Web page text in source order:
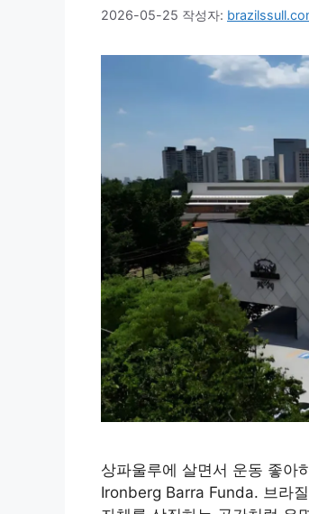
2026-05-25 작성자:
상파울루에 살면서 운동 좋아
Ironberg Barra Funda. 브라